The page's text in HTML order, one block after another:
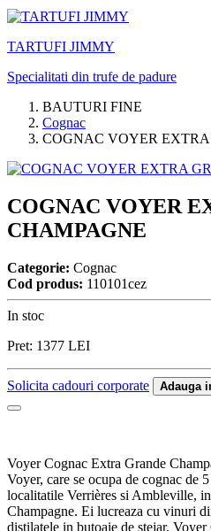
TARTUFI JIMMY
Specialitati din trufe de padure
BAUTURI FINE
Cognac
COGNAC VOYER
COGNAC VOYER
CHAMPAGNE
Categorie: Cognac
Cod produs: 110101cez
In stoc
Pret: 1377 LEI
Solicita cadouri corporate Adauga
Voyer Cognac Extra Grande
Voyer, care se ocupa de cognac de
localitatile Verrières si Ambleville,
Champagne. Ei lucreaza cu vinuri
distilatele in butoaie de stejar.